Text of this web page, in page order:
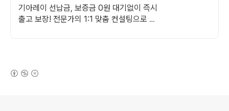
특가
기아레이 선납금, 보증금 0원 대기없이 즉시
출고 보장! 전문가의 1:1 맞춤 컨설팅으로 합